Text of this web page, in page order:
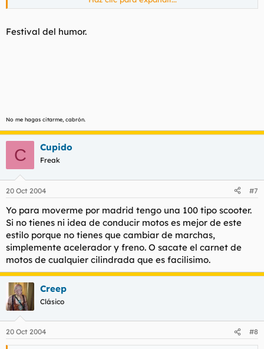
prostitución :?
Festival del humor.
No me hagas citarme, cabrón.
C Cupido
Freak
20 Oct 2004 #7
Yo para moverme por madrid tengo una 100 tipo scooter.
Si no tienes ni idea de conducir motos es mejor de este
estilo porque no tienes que cambiar de marchas,
simplemente acelerador y freno. O sacate el carnet de
motos de cualquier cilindrada que es facilisimo.
Creep
Clásico
20 Oct 2004 #8